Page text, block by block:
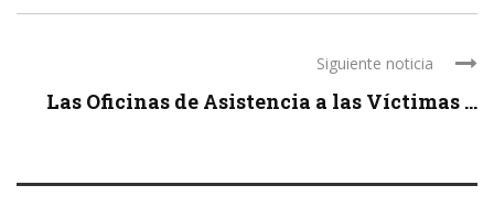
Siguiente noticia
Las Oficinas de Asistencia a las Víctimas ...